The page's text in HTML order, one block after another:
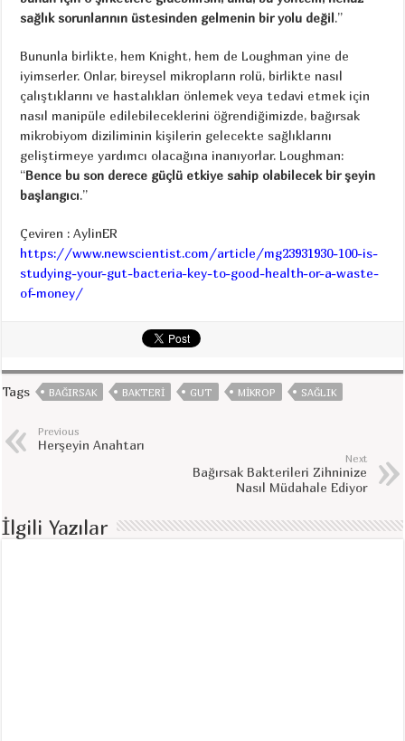
sağlık sorunlarının üstesinden gelmenin bir yolu değil.”
Bununla birlikte, hem Knight, hem de Loughman yine de
iyimserler. Onlar, bireysel mikropların rolü, birlikte nasıl
çalıştıklarını ve hastalıkları önlemek veya tedavi etmek için
nasıl manipüle edilebileceklerini öğrendiğimizde, bağırsak
mikrobiyom diziliminin kişilerin gelecekte sağlıklarını
geliştirmeye yardımcı olacağına inanıyorlar. Loughman:
“Bence bu son derece güçlü etkiye sahip olabilecek bir şeyin
başlangıcı.”
Çeviren : AylinER
https://www.newscientist.com/article/mg23931930-100-is-
studying-your-gut-bacteria-key-to-good-health-or-a-waste-
of-money/
Tags BAĞIRSAK BAKTERI GUT MIKROP SAĞLIK
Previous
Herşeyin Anahtarı
Next
Bağırsak Bakterileri Zihninize
Nasıl Müdahale Ediyor
İlgili Yazılar